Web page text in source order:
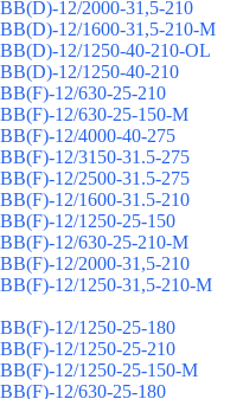
12/2000-31,5-210
12/1600-31,5-210-М
12/1250-40-210-OL
12/1250-40-210
12/630-25-210
12/630-25-150-М
12/4000-40-275
12/3150-31.5-275
12/2500-31.5-275
12/1600-31.5-210
12/1250-25-150
12/630-25-210-М
12/2000-31,5-210
12/1250-31,5-210-М
12/1250-25-180
12/1250-25-210
12/1250-25-150-М
12/630-25-180